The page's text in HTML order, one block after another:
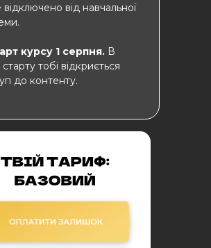
від навчальної
курсу 1 серпня. В
тобі відкриється
до контенту.